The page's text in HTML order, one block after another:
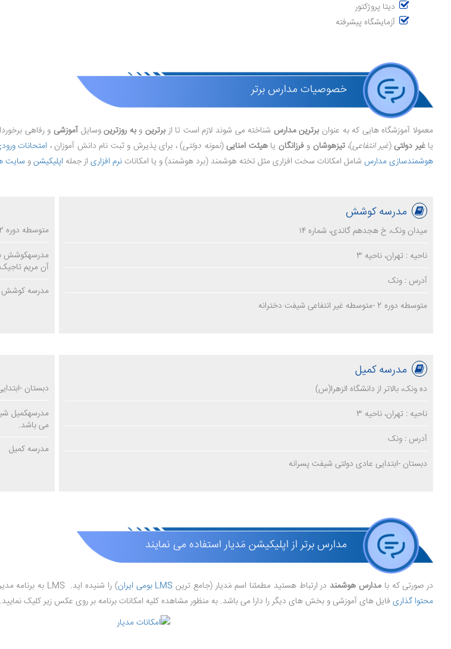
دیتا پروژکتور
آزمایشگاه پیشرفته
خصوصیات مدارس برتر
معمولا آموزشگاه هایی که به عنوان برترین مدارس شناخته می شوند لازم است تا ازبرترین و به روزترینوسایلآموزشی و رفاهی
یاغیر دولتی(غیر انتفاعی)،تیزهوشان وفرزانگان یاهیئت امنایی(نمونه دولتی) ، برای پذیرش و ثبت نام دانش آموزان ، امتحانات
هوشمندسازی مدارسشامل امکانات سخت افزاری مثل تخته هوشمند (برد هوشمند) و یا امکاناتنرم افزاری از جمله اپلیکیشنو سایت
مدرسه کوشش
میدان ونک، خ هجدهم گاندی، شماره ۱۴
ناحیه : تهران، ناحیه 3
آدرس : ونک
متوسطه دوره 2 -متوسطه غیر انتفاعی شیفت دخترانه
متوسطه دوره 2 -متوسطه شیفت دخترانه کوشش (غیر انتفاعی )
آن مریم
مدرسه کوشش
مدرسه کمیل
ده ونک، بالاتر از دانشگاه الزهرا(س)
ناحیه : تهران، ناحیه 3
آدرس : ونک
دبستان -ابتدایی عادی دولتی شیفت پسرانه
دبستان -
می باشد.
مدرسه کمیل
مدارس برتر از اپلیکیشن مَدیار استفاده می نمایند
در صورتی که با مدارس هوشمنددر ارتباط هستید مطمئنا اسم مَدیار (جامع ترین LMS بومی ایران ) را شنیده اید. LMS به برنامه مدیریت یادگیری گفته می شود که امکاناتی مانند
محتوا گذاری فایل های آموزشی و بخش های دیگر را دارا می باشد. به منظور مشاهده کلیه امکانات برنامه بر روی عکس زیر کلیک نمایید.